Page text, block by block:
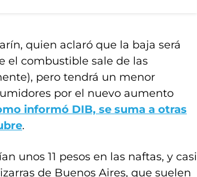
quien aclaró que la baja será
el combustible sale de las
pero tendrá un menor
por el nuevo aumento
informó DIB, se suma a otras
.
unos 11 pesos en las naftas, y casi
de Buenos Aires, que suelen